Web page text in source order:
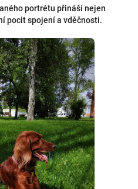
portrétu přináší nejen
pocit spojení a vděčnosti.